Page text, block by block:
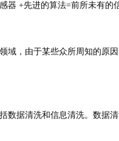
器 +先进的算法=前所未有的
域，由于某些众所周知的原
数据清洗和信息清洗。数据